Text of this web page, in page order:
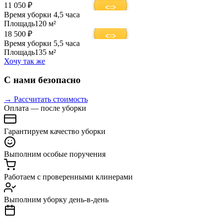
11 050 ₽
Время уборки 4,5 часа
Площадь120 м²
18 500 ₽
Время уборки 5,5 часа
Площадь135 м²
Хочу так же
С нами безопасно
→ Рассчитать стоимость
Оплата — после уборки
Гарантируем качество уборки
Выполним особые поручения
Работаем с проверенными клинерами
Выполним уборку день-в-день